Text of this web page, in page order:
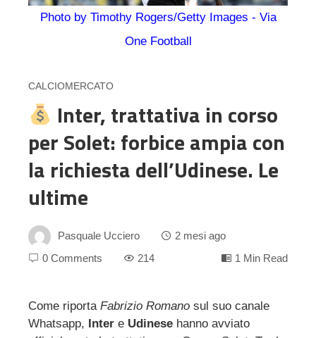
Photo by Timothy Rogers/Getty Images - Via
One Football
CALCIOMERCATO
Inter, trattativa in corso
per Solet: forbice ampia con
la richiesta dell’Udinese. Le
ultime
Pasquale Ucciero
2 mesi ago
0 Comments
214 1 Min Read
Come riporta Fabrizio Romano sul suo canale
Whatsapp, Inter e Udinese hanno avviato